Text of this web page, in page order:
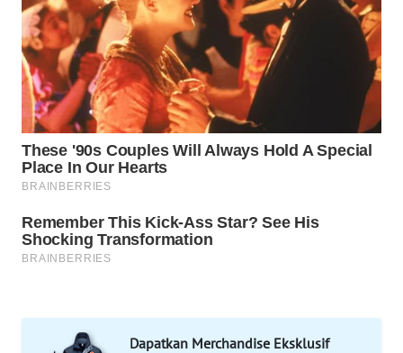
Dapatkan Merchandise Eksklusif
WAHANA
PERSONA
WAHANA
OTOMOTIF
WAHANA
HEALTH
WAHANA
DESA
WISATA
WAHANA